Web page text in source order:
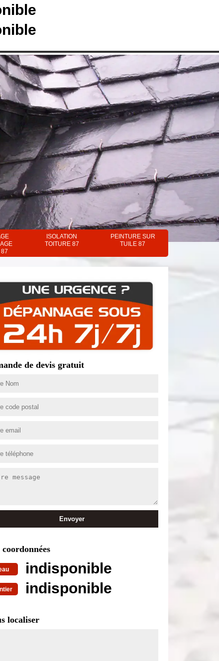
ISOLATION
TOITURE 87
PEINTURE SUR
TUILE 87
de devis gratuit
coordonnées
indisponible
indisponible
localiser